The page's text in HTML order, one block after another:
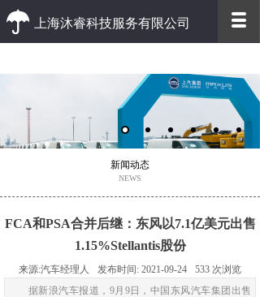
上海沐睿科技服务有限公司
优质的客户服务 高效的办事效率
新闻动态
NEWS
FCA和PSA合并后继：东风以7.1亿美元出售
1.15%Stellantis股份
来源:汽车经理人 发布时间: 2021-09-24 533 次浏览
据新浪汽车报道，9月9日，中国东风汽车集团出售